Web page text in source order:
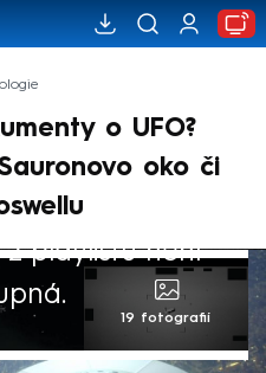
o UFO?
oko či
playlistu není
19 fotografií